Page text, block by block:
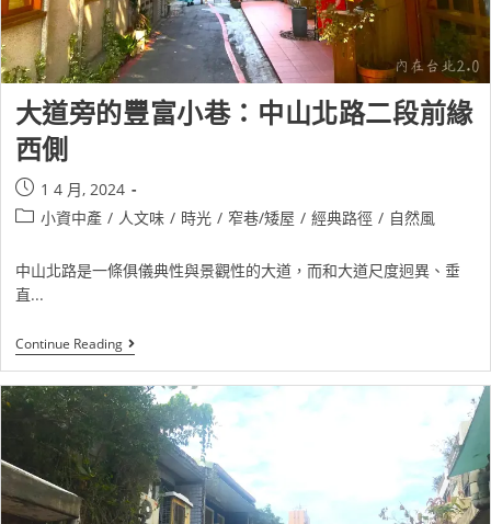
大道旁的豐富小巷：中山北路二段前緣
西側
1 4 月, 2024
小資中產 / 人文味 / 時光 / 窄巷/矮屋 / 經典路徑 / 自然風
中山北路是一條俱儀典性與景觀性的大道，而和大道尺度迥異、垂
直...
Continue Reading